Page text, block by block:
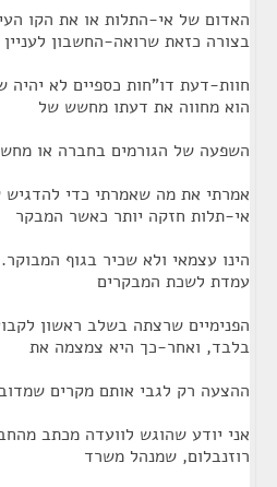
האדום של אי-התלות או את הקו
בצורה כזאת שרואה-החשבון לעניין
חוות-דעת דו"חות כספיים לא
הוא מחווה את דעתו מחשש של
השפעה של הגורמים בחברה או
אמרתי את מה שאמרתי כדי להדגיש
אי-תלות חזקה יותר כאשר המבקר
הינו עצמאי ולא שכיר בגוף
עמדת לשכת המבקרים
הפנימיים שרצתה בשלב ראשון
בלבד, ואחר-כך היא צמצמה את
ההצעה רק לגבי אותם מקרים
אני יודע שהוגש לוועדה מכתב
רוזנבלום, שמנהל משרד